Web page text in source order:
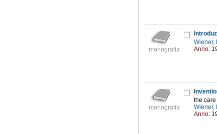
monografia
Wiener,
Anno:
monografia
the
Wiener,
Anno: